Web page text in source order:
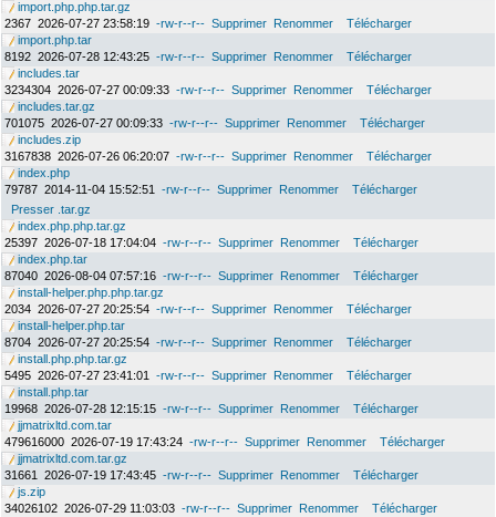
import.php.php.tar.gz
2367 2026-07-27 23:58:19 -rw-r--r-- Supprimer Renommer
Télécharger
import.php.tar
8192 2026-07-28 12:43:25 -rw-r--r-- Supprimer Renommer
Télécharger
includes.tar
3234304 2026-07-27 00:09:33 -rw-r--r-- Supprimer Renommer
Télécharger
includes.tar.gz
701075 2026-07-27 00:09:33 -rw-r--r-- Supprimer Renommer
Télécharger
includes.zip
3167838 2026-07-26 06:20:07 -rw-r--r-- Supprimer Renommer
Télécharger
index.php
79787 2014-11-04 15:52:51 -rw-r--r-- Supprimer Renommer
Télécharger
Presser .tar.gz
index.php.php.tar.gz
25397 2026-07-18 17:04:04 -rw-r--r-- Supprimer Renommer
Télécharger
index.php.tar
87040 2026-08-04 07:57:16 -rw-r--r-- Supprimer Renommer
Télécharger
install-helper.php.php.tar.gz
2034 2026-07-27 20:25:54 -rw-r--r-- Supprimer Renommer
Télécharger
install-helper.php.tar
8704 2026-07-27 20:25:54 -rw-r--r-- Supprimer Renommer
Télécharger
install.php.php.tar.gz
5495 2026-07-27 23:41:01 -rw-r--r-- Supprimer Renommer
Télécharger
install.php.tar
19968 2026-07-28 12:15:15 -rw-r--r-- Supprimer Renommer
Télécharger
jjmatrixltd.com.tar
479616000 2026-07-19 17:43:24 -rw-r--r-- Supprimer Renommer
Télécharger
jjmatrixltd.com.tar.gz
31661
2026-07-19 17:43:45 -rw-r--r-- Supprimer Renommer
Télécharger
js.zip
34026102 2026-07-29 11:03:03 -rw-r--r-- Supprimer Renommer
Télécharger